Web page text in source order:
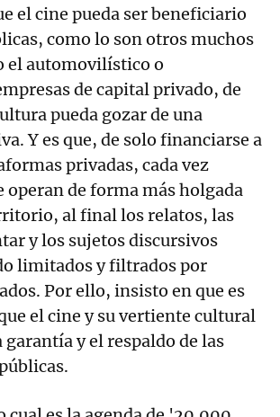
el cine pueda ser beneficiario
como lo son otros muchos
el automovilístico o
de capital privado, de
pueda gozar de una
Y es que, de solo financiarse a
privadas, cada vez
operan de forma más holgada
al final los relatos, las
y los sujetos discursivos
limitados y filtrados por
Por ello, insisto en que es
el cine y su vertiente cultural
garantía y el respaldo de las